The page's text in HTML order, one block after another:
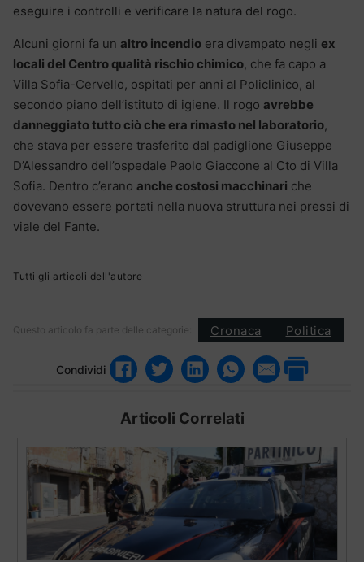
eseguire i controlli e verificare la natura del rogo.
Alcuni giorni fa un altro incendio era divampato negli ex
locali del Centro qualità rischio chimico, che fa capo a
Villa Sofia-Cervello, ospitati per anni al Policlinico, al
secondo piano dell’istituto di igiene. Il rogo avrebbe
danneggiato tutto ciò che era rimasto nel laboratorio,
che stava per essere trasferito dal padiglione Giuseppe
D’Alessandro dell’ospedale Paolo Giaccone al Cto di Villa
Sofia. Dentro c’erano anche costosi macchinari che
dovevano essere portati nella nuova struttura nei pressi di
viale del Fante.
Tutti gli articoli dell'autore
Questo articolo fa parte delle categorie: Cronaca Politica
Condividi
Articoli Correlati